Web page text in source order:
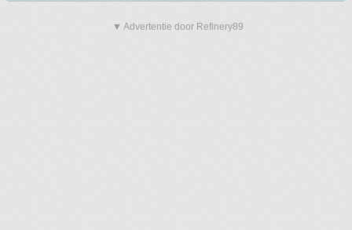
▼ Advertentie door Refinery89